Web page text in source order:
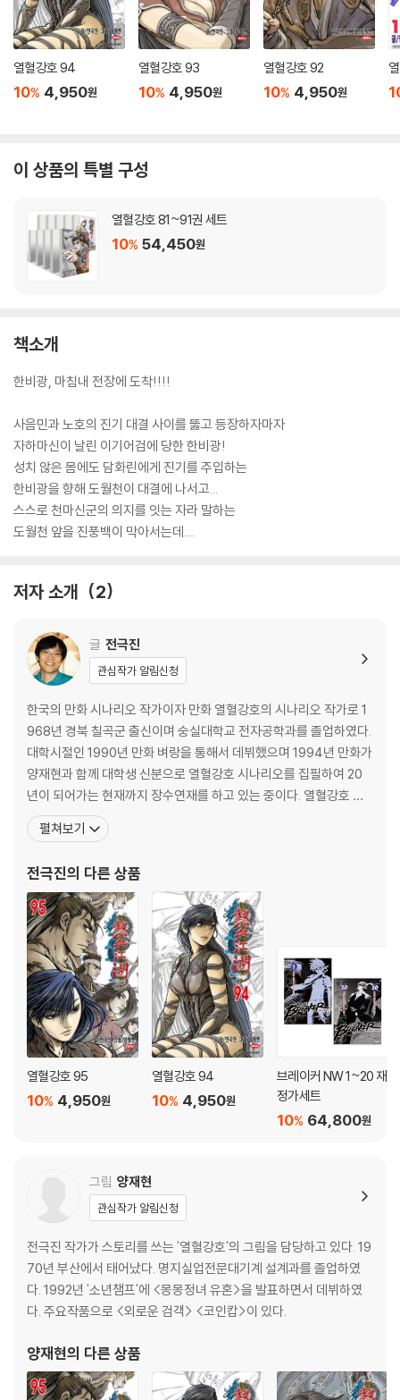
열혈강호 94
10% 4,950원
열혈강호 93
10% 4,950원
열혈강호 92
10% 4,950원
이 상품의 특별 구성
열혈강호 81~91권 세트
10% 54,450원
책소개
한비광, 마침내 전장에 도착!!!!
사음민과 노호의 진기 대결 사이를 뚫고 등장하자마자
자하마신이 날린 이기어검에 당한 한비광!
성치 않은 몸에도 담화린에게 진기를 주입하는
한비광을 향해 도월천이 대결에 나서고...
스스로 천마신군의 의지를 잇는 자라 말하는
도월천 앞을 진풍백이 막아서는데....
저자 소개 2
글 전극진
관심작가 알림신청
한국의 만화 시나리오 작가이자 만화 열혈강호의 시나리오 작가로 1
968년 경북 칠곡군 출신이며 숭실대학교 전자공학과를 졸업하였다.
대학시절인 1990년 만화 벼랑을 통해서 데뷔했으며 1994년 만화가
양재현과 함께 대학생 신분으로 열혈강호 시나리오를 집필하여 20
년이 되어가는 현재까지 장수연재를 하고 있는 중이다. 열혈강호 시
나리오 부분을 유심히보면 한자어가 다수 표기된 것을 보아 한자에
능한 것을 알 수 있다. 실제로 만화잡지 영챔프에서도 전극진 작가는
는데 편집부 측에서는 전자공학을 전공하였고 한자는 작가 개인이
펼쳐보기
전극진의 다른 상품
열혈강호 95
4,950원
10%
열혈강호 94
4,950원
10%
브레이커 NW 1~20 재
정가세트
64,800원
10%
그림 양재현
관심작가 알림신청
전극진 작가가 스토리를 쓰는 '열혈강호'의 그림을 담당하고 있다. 19
70년 부산에서 태어났다. 명지실업전문대기계 설계과를 졸업하였
다. 1992년 '소년챔프'에 <몽몽정녀 유혼>을 발표하면서 데뷔하였
다. 주요작품으로 <외로운 검객> <코인캅>이 있다.
양재현의 다른 상품